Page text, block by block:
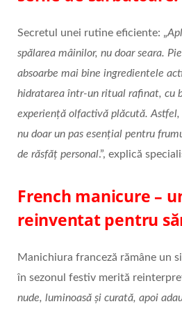
Secretul unei rutine eficiente: „
spălarea mâinilor, nu doar seara.
absoarbe mai bine ingredientele
hidratarea într-un ritual rafinat, cu
experiență olfactivă plăcută.
nu doar un pas esențial pentru
de răsfăț personal.”, explică
French manicure –
reinventat pentru
Manichiura franceză rămâne un
în sezonul festiv merită
nude, luminoasă și curată, apoi